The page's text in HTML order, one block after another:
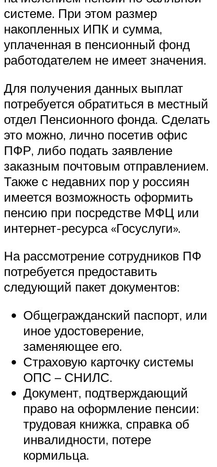
системе. При этом размер
накопленных ИПК и сумма,
уплаченная в пенсионный фонд
работодателем не имеет значения.
Для получения данных выплат
потребуется обратиться в местный
отдел Пенсионного фонда. Сделать
это можно, лично посетив офис
ПФР, либо подать заявление
заказным почтовым отправлением.
Также с недавних пор у россиян
имеется возможность оформить
пенсию при посредстве МФЦ или
интернет-ресурса «Госуслуги».
На рассмотрение сотрудников ПФ
потребуется предоставить
следующий пакет документов:
Общегражданский паспорт, или
иное удостоверение,
заменяющее его.
Страховую карточку системы
ОПС – СНИЛС.
Документ, подтверждающий
право на оформление пенсии:
трудовая книжка, справка об
инвалидности, потере
кормильца.